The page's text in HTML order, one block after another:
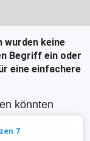
wurden keine
Begriff ein oder
eine einfachere
könnten
7